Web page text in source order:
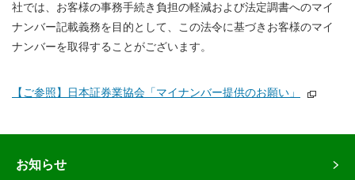
社では、お客様の事務手続き負担の軽減および法定調書へのマイ
ナンバー記載義務を目的として、この法令に基づきお客様のマイ
ナンバーを取得することがございます。
【ご参照】日本証券業協会「マイナンバー提供のお願い」
お知らせ